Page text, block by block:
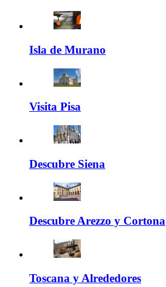
Isla de Murano
Visita Pisa
Descubre Siena
Descubre Arezzo y Cortona
Toscana y Alrededores